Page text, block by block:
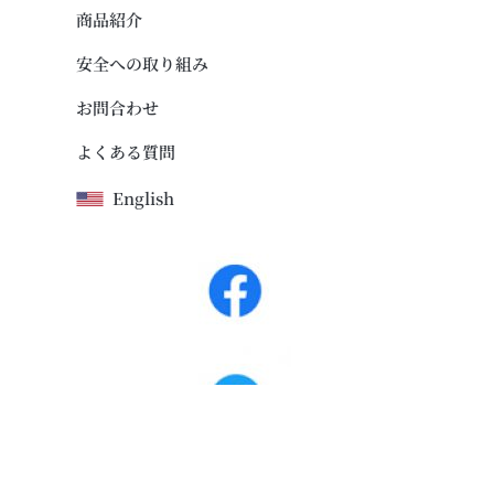
商品紹介
安全への取り組み
お問合わせ
よくある質問
English